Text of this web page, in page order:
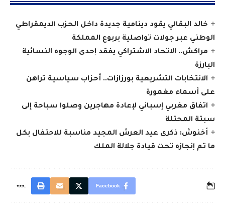
خالد البقالي يقود دينامية جديدة داخل الحزب الديمقراطي
الوطني عبر جولات تواصلية بربوع المملكة
مراكش.. الاتحاد الاشتراكي يفقد إحدى الوجوه النسائية
البارزة
الانتخابات التشريعية بورزازات.. أحزاب سياسية تراهن
على أسماء مغمورة
اتفاق مغربي إسباني لإعادة مهاجرين وصلوا سباحة إلى
سبتة المحتلة
أخنوش: ذكرى عيد العرش المجيد مناسبة للاحتفال بكل
ما تم إنجازه تحت قيادة جلالة الملك
Facebook